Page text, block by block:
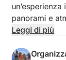
panorami e
Partenza alle
Leggi di più